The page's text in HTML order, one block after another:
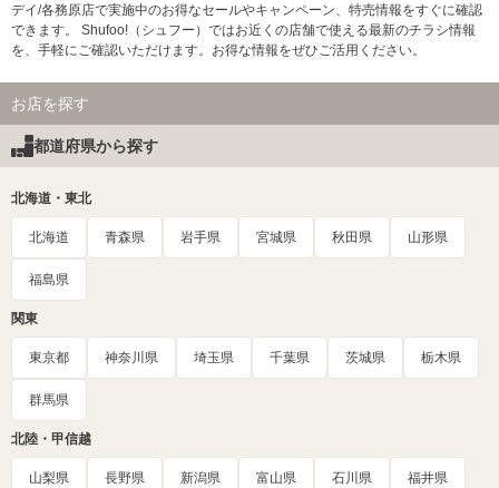
デイ/各務原店で実施中のお得なセールやキャンペーン、特売情報をすぐに確認
できます。 Shufoo!（シュフー）ではお近くの店舗で使える最新のチラシ情報
を、手軽にご確認いただけます。お得な情報をぜひご活用ください。
お店を探す
都道府県から探す
北海道・東北
北海道 青森県 岩手県 宮城県 秋田県 山形県
福島県
関東
東京都 神奈川県 埼玉県 千葉県 茨城県 栃木県
群馬県
北陸・甲信越
山梨県 長野県 新潟県 富山県 石川県 福井県